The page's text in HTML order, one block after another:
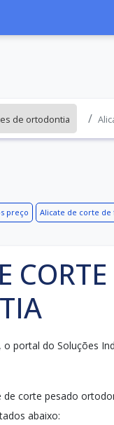
de ortodontia
preço Alicate de corte de
portal do Soluções
de corte pesado
abaixo: